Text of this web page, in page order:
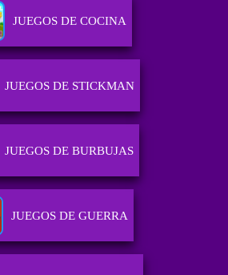
JUEGOS DE COCINA
JUEGOS DE STICKMAN
JUEGOS DE BURBUJAS
JUEGOS DE GUERRA